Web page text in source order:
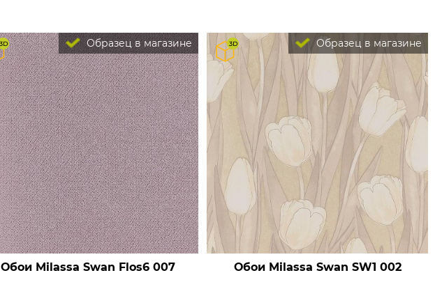
Образец в магазине
Обои Milassa Swan Flos6 007
Образец в магазине
Обои Milassa Swan SW1 002